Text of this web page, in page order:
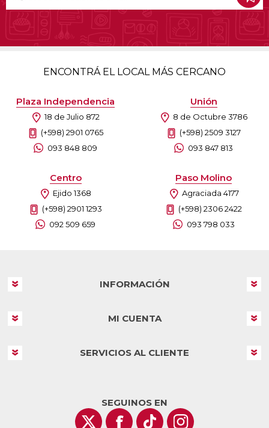
ENCONTRÁ EL LOCAL MÁS CERCANO
Plaza Independencia
18 de Julio 872
(+598) 2901 0765
093 848 809
Unión
8 de Octubre 3786
(+598) 2509 3127
093 847 813
Centro
Ejido 1368
(+598) 2901 1293
092 509 659
Paso Molino
Agraciada 4177
(+598) 2306 2422
093 798 033
INFORMACIÓN
MI CUENTA
SERVICIOS AL CLIENTE
SEGUINOS EN